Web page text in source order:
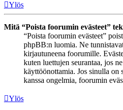
Ylös
Mitä “Poista foorumin evästeet”
“Poista foorumin evästeet”
phpBB:n luomia. Ne
kirjautuneena foorumille.
kuten luettujen seurantaa, jos
käyttöönottamia. Jos sinulla on
kanssa ongelmia, foorumin
Ylös